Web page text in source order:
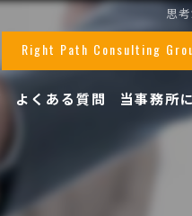
思
Right Path Consulting
よくある質問 当事務所